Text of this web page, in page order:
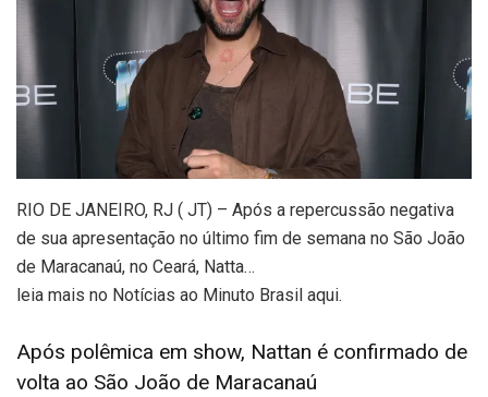
RIO DE JANEIRO, RJ ( JT) – Após a repercussão negativa
de sua apresentação no último fim de semana no São João
de Maracanaú, no Ceará, Natta…
leia mais no Notícias ao Minuto Brasil aqui.
Após polêmica em show, Nattan é confirmado de
volta ao São João de Maracanaú